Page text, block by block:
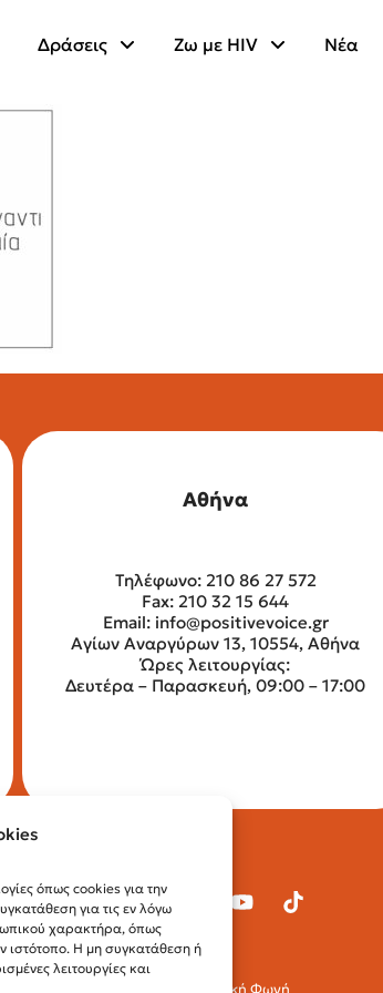
όπως cookies για την
για τις εν λόγω
χαρακτήρα, όπως
ιστότοπο. Η μη συγκατάθεση ή
λειτουργίες και
Δράσεις Ζω με HIV Νέα
Αθήνα
Τηλέφωνο: 210 86 27 572
Fax: 210 32 15 644
Email: info@positivevoice.gr
Αγίων Αναργύρων 13, 10554, Αθήνα
Ώρες λειτουργίας:
Δευτέρα – Παρασκευή, 09:00 – 17:00